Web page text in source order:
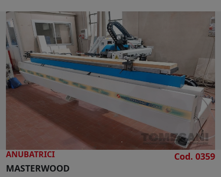
Corsa di lavoro asse Z con fresa a 0 gradi mm
290
Corsa di lavoro asse Z con fresa a 90 gradi
mm 175
Velocità di lavoro asse X mt/min 40
Velocità di lavoro asse Y mt/min 30
Velocità di lavoro asse Z mt/min 30
Gruppo anubatrice:
Maschio/Femmina
Inverter regolazione velocità
Pinza portautensili ER 25
Potenza elettromandrino foratore testa
ANUBATRICI
MASTERWOOD
Cod. 0359